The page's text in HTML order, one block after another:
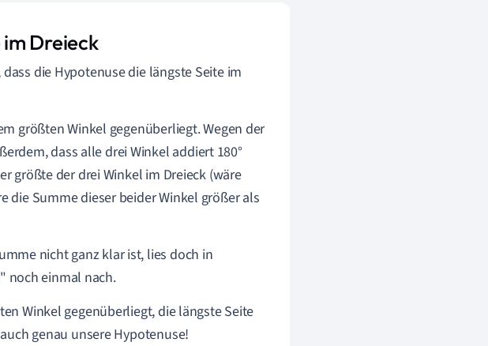
Dreieck
die Hypotenuse die längste Seite im
größten Winkel gegenüberliegt. Wegen der
dass alle drei Winkel addiert 180°
größte der drei Winkel im Dreieck (wäre
die Summe dieser beider Winkel größer als
nicht ganz klar ist, lies doch in
noch einmal nach.
Winkel gegenüberliegt, die längste Seite
genau unsere Hypotenuse!